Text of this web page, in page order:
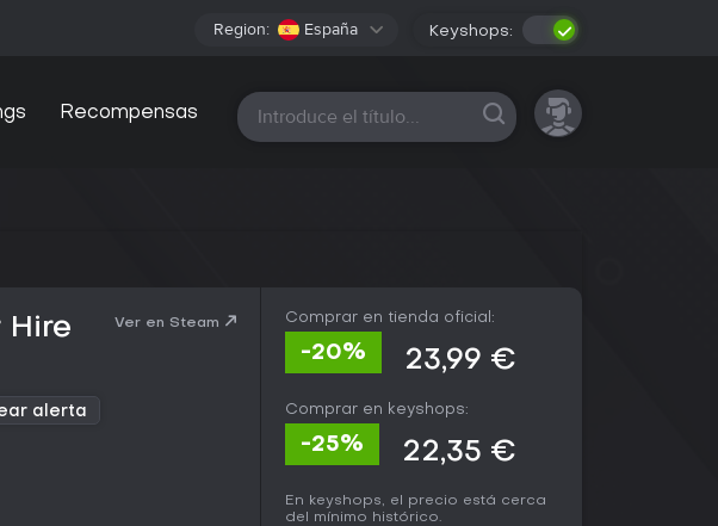
Region: España Keyshops:
Recompensas Todas las plataformas
Hire
Ver en Steam
alerta
Comprar en tienda oficial:
-20% 23,99 €
Comprar en keyshops:
-25% 22,35 €
En keyshops, el precio está cerca
del mínimo histórico.